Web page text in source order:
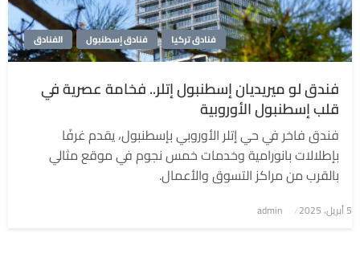
الفنادق فنادق إسطنبول فنادق تركيا
فندق لو ميريديان إسطنبول إتلر.. فخامة عصرية في
قلب إسطنبول الأوروبية
فندق فاخر في حي إتلر الأوروبي بإسطنبول، يقدم غرفًا
بإطلالات بانورامية وخدمات خمس نجوم في موقع مثالي
بالقرب من مراكز التسوق والأعمال.
نُشر
5 أبريل، 2025 admin